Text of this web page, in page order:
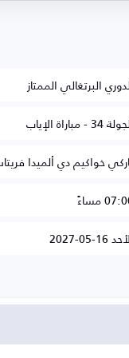
البرتغالي الممتاز
- مباراة الإياب
خواكيم دي ألميدا
مساءً
16-05-2027